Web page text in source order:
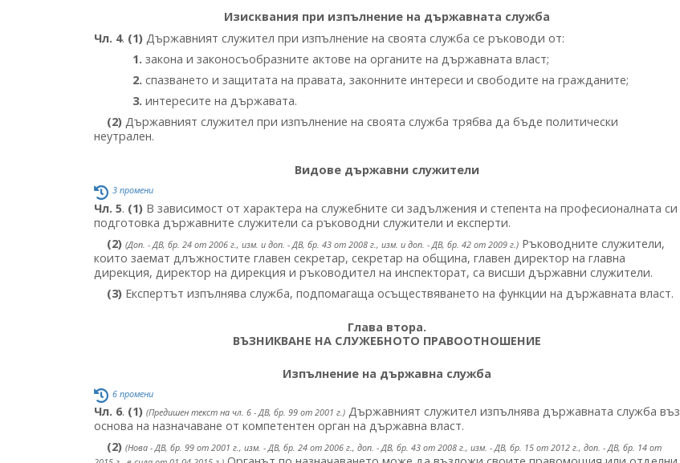
Изисквания при изпълнение на държавната служба
Чл. 4. (1) Държавният служител при изпълнение на своята служба се ръководи от:
1. закона и законосъобразните актове на органите на държавната власт;
2. спазването и защитата на правата, законните интереси и свободите на гражданите;
3. интересите на държавата.
(2) Държавният служител при изпълнение на своята служба трябва да бъде политически
неутрален.
Видове държавни служители
3 промени
Чл. 5. (1) В зависимост от характера на служебните си задължения и степента на професионалната си
подготовка държавните служители са ръководни служители и експерти.
(2) (Доп. - ДВ, бр. 24 от 2006 г., изм. и доп. - ДВ, бр. 43 от 2008 г., изм. и доп. - ДВ, бр. 42 от 2009 г.) Ръководните служители,
които заемат длъжностите главен секретар, секретар на община, главен директор на главна
дирекция, директор на дирекция и ръководител на инспекторат, са висши държавни служители.
(3) Експертът изпълнява служба, подпомагаща осъществяването на функции на държавната власт.
Глава втора.
ВЪЗНИКВАНЕ НА СЛУЖЕБНОТО ПРАВООТНОШЕНИЕ
Изпълнение на държавна служба
6 промени
Чл. 6. (1) (Предишен текст на чл. 6 - ДВ, бр. 99 от 2001 г.) Държавният служител изпълнява държавната служба въз
основа на назначаване от компетентен орган на държавна власт.
(2) (Нова - ДВ, бр. 99 от 2001 г., изм. - ДВ, бр. 24 от 2006 г., доп. - ДВ, бр. 43 от 2008 г., изм. - ДВ, бр. 15 от 2012 г., доп. - ДВ, бр. 14 от